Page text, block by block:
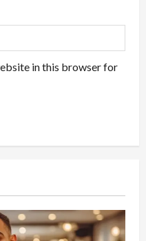
in this browser for